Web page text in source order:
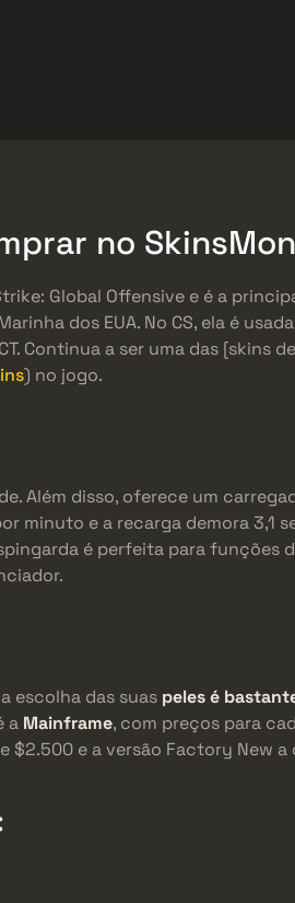
no
Global Offensive e é a
dos EUA. No CS, ela é
Continua a ser uma das [skins
) no jogo.
Além disso, oferece um
minuto e a recarga demora 3,1
é perfeita para funções
escolha das suas peles é
a Mainframe, com preços para
$2.500 e a versão Factory New